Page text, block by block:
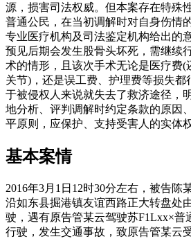
源，损害司法权威。但本案存在特殊
普通公民，在当初调解时对自身伤情
专业医疗机构及司法鉴定机构给出的
预见后期会发生股骨头坏死，需继续
术的情形，且该次手术无论是医疗费(
关节)，还是误工费、护理费等损失都
于被侵权人来说就失去了救济途径，
地分析、评判调解时约定条款的原因
平原则，应保护、支持受害人的实体权
基本案情
2016年3月1日12时30分左右，被告陈
沿如东县掘港镇友谊西路正大转盘处
驶，遇有原告管某云驾驶苏F1Lxx×普
行驶，发生交通事故，致原告管某云